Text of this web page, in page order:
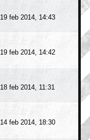
19 feb 2014, 14:43
19 feb 2014, 14:42
18 feb 2014, 11:31
14 feb 2014, 18:30